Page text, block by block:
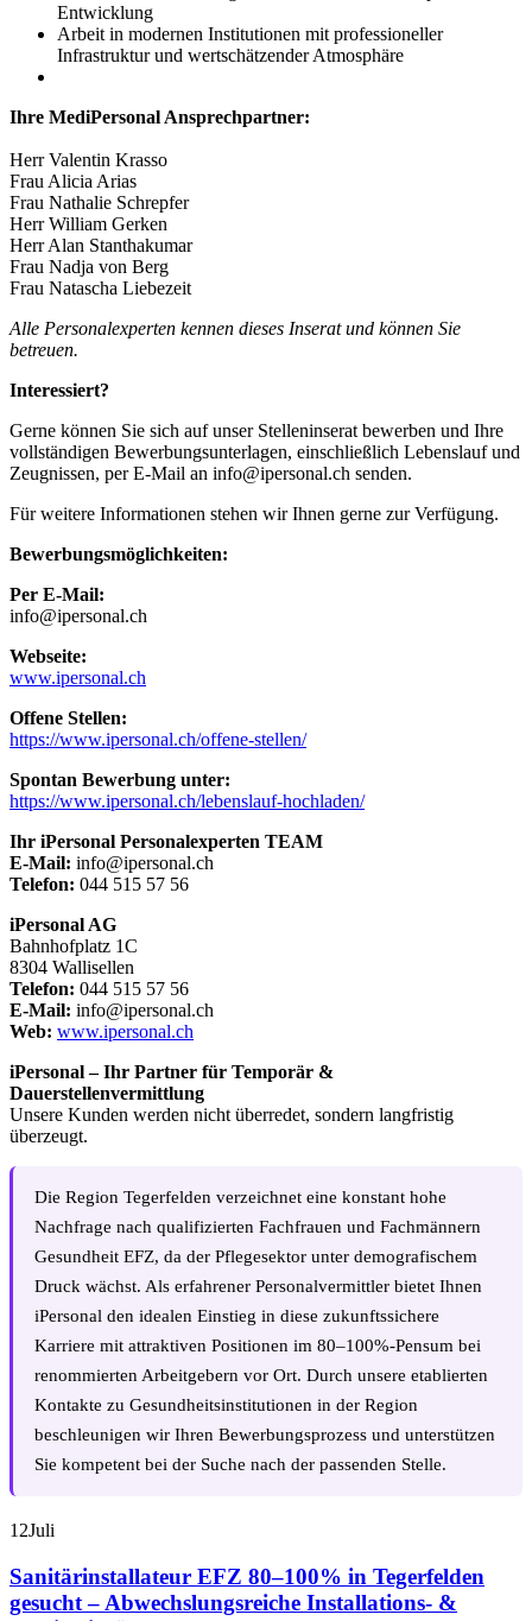
Entwicklung
Arbeit in modernen Institutionen mit professioneller
Infrastruktur und wertschätzender Atmosphäre
Ihre MediPersonal Ansprechpartner:
Herr Valentin Krasso
Frau Alicia Arias
Frau Nathalie Schrepfer
Herr William Gerken
Herr Alan Stanthakumar
Frau Nadja von Berg
Frau Natascha Liebezeit
Alle Personalexperten kennen dieses Inserat und können Sie
betreuen.
Interessiert?
Gerne können Sie sich auf unser Stelleninserat bewerben und Ihre
vollständigen Bewerbungsunterlagen, einschließlich Lebenslauf und
Zeugnissen, per E-Mail an info@ipersonal.ch senden.
Für weitere Informationen stehen wir Ihnen gerne zur Verfügung.
Bewerbungsmöglichkeiten:
Per E-Mail:
info@ipersonal.ch
Webseite:
www.ipersonal.ch
Offene Stellen:
https://www.ipersonal.ch/offene-stellen/
Spontan Bewerbung unter:
https://www.ipersonal.ch/lebenslauf-hochladen/
Ihr iPersonal Personalexperten TEAM
E-Mail: info@ipersonal.ch
Telefon: 044 515 57 56
iPersonal AG
Bahnhofplatz 1C
8304 Wallisellen
Telefon: 044 515 57 56
E-Mail: info@ipersonal.ch
Web: www.ipersonal.ch
iPersonal – Ihr Partner für Temporär &
Dauerstellenvermittlung
Unsere Kunden werden nicht überredet, sondern langfristig
überzeugt.
Die Region Tegerfelden verzeichnet eine konstant hohe
Nachfrage nach qualifizierten Fachfrauen und Fachmännern
Gesundheit EFZ, da der Pflegesektor unter demografischem
Druck wächst. Als erfahrener Personalvermittler bietet Ihnen
iPersonal den idealen Einstieg in diese zukunftssichere
Karriere mit attraktiven Positionen im 80–100%-Pensum bei
renommierten Arbeitgebern vor Ort. Durch unsere etablierten
Kontakte zu Gesundheitsinstitutionen in der Region
beschleunigen wir Ihren Bewerbungsprozess und unterstützen
Sie kompetent bei der Suche nach der passenden Stelle.
12Juli
Sanitärinstallateur EFZ 80–100% in Tegerfelden
gesucht – Abwechslungsreiche Installations- &